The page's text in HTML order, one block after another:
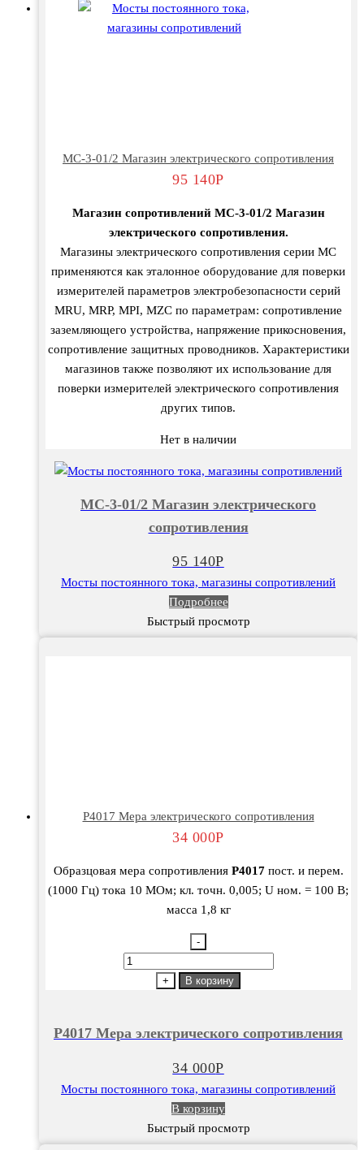
МС-3-01/2 Магазин электрического сопротивления
95 140Р
Магазин сопротивлений МС-3-01/2 Магазин
электрического сопротивления.
Магазины электрического сопротивления серии МС
применяются как эталонное оборудование для поверки
измерителей параметров электробезопасности серий
MRU, MRP, MPI, MZC по параметрам: сопротивление
заземляющего устройства, напряжение прикосновения,
сопротивление защитных проводников. Характеристики
магазинов также позволяют их использование для
поверки измерителей электрического сопротивления
других типов.
Нет в наличии
МС-3-01/2 Магазин электрического
сопротивления
95 140Р
Мосты постоянного тока, магазины сопротивлений
Подробнее
Быстрый просмотр
Р4017 Мера электрического сопротивления
34 000Р
Образцовая мера сопротивления Р4017пост. и перем.
(1000 Гц) тока 10 МОм; кл. точн. 0,005; U ном. = 100 В;
масса 1,8 кг
-
Количество
электрического
+ В корзину
Р4017 Мера электрического сопротивления
34 000Р
Мосты постоянного тока, магазины сопротивлений
В корзину
Быстрый просмотр